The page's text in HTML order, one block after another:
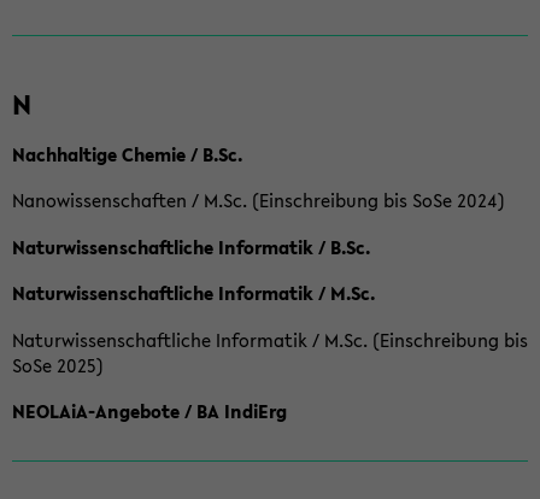
N
Nachhaltige Chemie / B.Sc.
Nanowissenschaften / M.Sc. (Einschreibung bis SoSe 2024)
Naturwissenschaftliche Informatik / B.Sc.
Naturwissenschaftliche Informatik / M.Sc.
Naturwissenschaftliche Informatik / M.Sc. (Einschreibung bis
SoSe 2025)
NEOLAiA-Angebote / BA IndiErg